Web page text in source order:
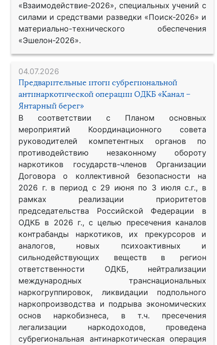
«Взаимодействие-2026», специальных учений с
силами и средствами разведки «Поиск-2026» и
материально-технического обеспечения
«Эшелон-2026».
04.07.2026
Предварительные итоги субрегиональной
антинаркотической операции ОДКБ «Канал –
Янтарный берег»
В соответствии с Планом основных
мероприятий Координационного совета
руководителей компетентных органов по
противодействию незаконному обороту
наркотиков государств-членов Организации
Договора о коллективной безопасности на
2026 г. в период с 29 июня по 3 июля с.г., в
рамках реализации приоритетов
председательства Российской Федерации в
ОДКБ в 2026 г., с целью пресечения каналов
контрабанды наркотиков, их прекурсоров и
аналогов, новых психоактивных и
сильнодействующих веществ в регион
ответственности ОДКБ, нейтрализации
международных транснациональных
наркогруппировок, ликвидации подпольного
наркопроизводства и подрыва экономических
основ наркобизнеса, в т.ч. пресечения
легализации наркодоходов, проведена
субрегиональная антинаркотическая операция